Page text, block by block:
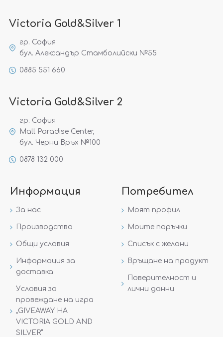
Victoria Gold&Silver 1
гр. София
бул. Александър Стамболийски №55
0885 551 660
Victoria Gold&Silver 2
гр. София
Mall Paradise Center,
бул. Черни Връх №100
0878 132 000
Информация
За нас
Производство
Общи условия
Информация за
доставка
Условия за
провеждане на игра
„GIVEAWAY НА
VICTORIA GOLD AND
SILVER“
Потребител
Моят профил
Моите поръчки
Списък с желани
Връщане на продукт
Поверителност и
лични данни